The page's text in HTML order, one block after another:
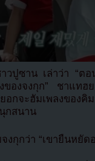
วปูซาน เล่าว่า “ต
ของจงกุก” ชาแทฮ
อกจะฮัมเพลงของ
กสนาน
กุกว่า “เขายืนหยัด